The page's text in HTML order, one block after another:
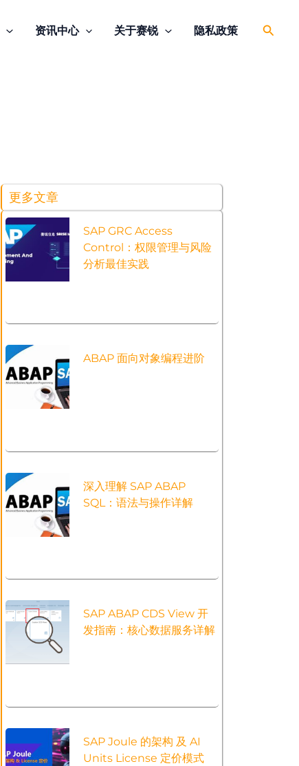
资讯中心 关于赛锐 隐私政策
搜
更多文章
SAP GRC Access
Control：权限管理与风险
分析最佳实践
ABAP 面向对象编程进阶
深入理解 SAP ABAP
SQL：语法与操作详解
SAP ABAP CDS View 开
发指南：核心数据服务详解
SAP Joule 的架构 及 AI
Units License 定价模式